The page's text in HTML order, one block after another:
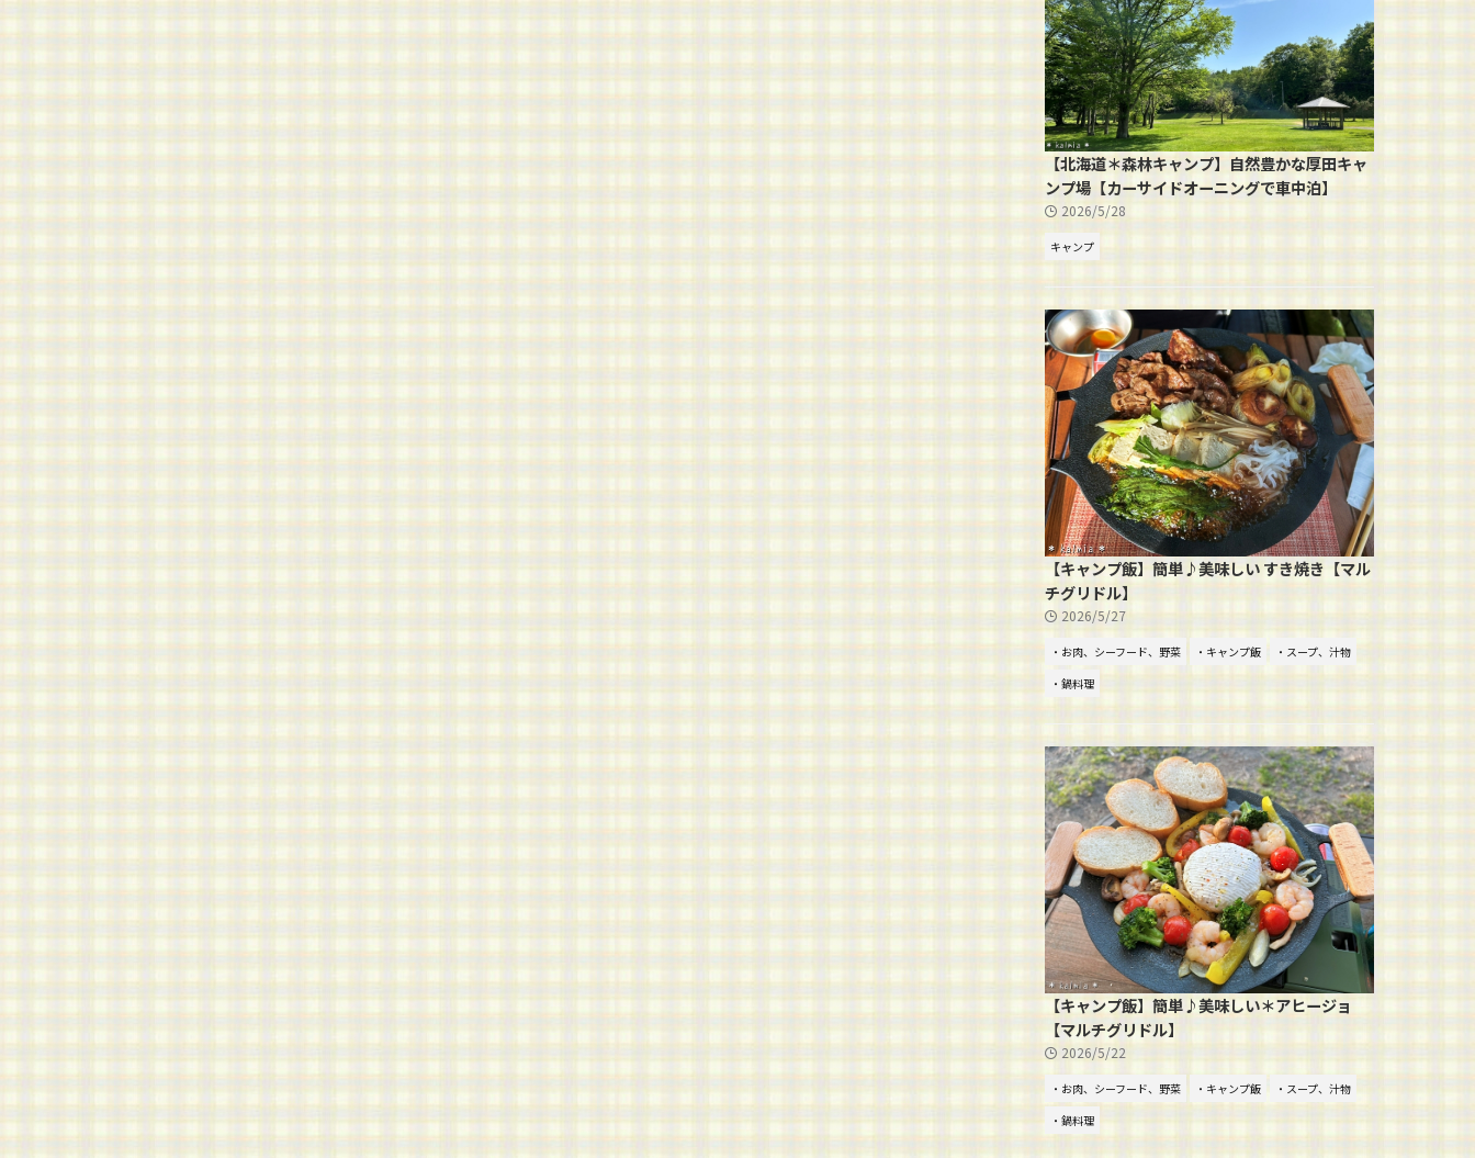
【北海道＊森林キャンプ】自然豊かな厚田キャ
ンプ場【カーサイドオーニングで車中泊】
2026/5/28
キャンプ
【キャンプ飯】簡単♪美味しい すき焼き【マル
チグリドル】
2026/5/27
・お肉、シーフード、野菜 ・キャンプ飯
・スープ、汁物
・鍋料理
【キャンプ飯】簡単♪美味しい＊アヒージョ
【マルチグリドル】
2026/5/22
・お肉、シーフード、野菜 ・キャンプ飯
・スープ、汁物
・鍋料理